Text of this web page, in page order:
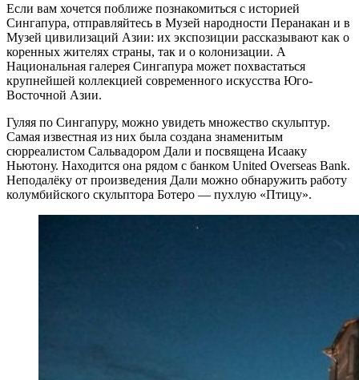
Если вам хочется поближе познакомиться с историей
Сингапура, отправляйтесь в Музей народности Перанакан и в
Музей цивилизаций Азии: их экспозиции рассказывают как о
коренных жителях страны, так и о колонизации. А
Национальная галерея Сингапура может похвастаться
крупнейшей коллекцией современного искусства Юго-
Восточной Азии.
Гуляя по Сингапуру, можно увидеть множество скульптур.
Самая известная из них была создана знаменитым
сюрреалистом Сальвадором Дали и посвящена Исааку
Ньютону. Находится она рядом с банком United Overseas Bank.
Неподалёку от произведения Дали можно обнаружить работу
колумбийского скульптора Ботеро — пухлую «Птицу».